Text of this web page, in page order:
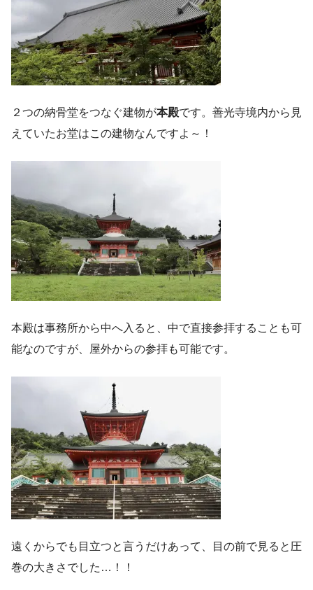
２つの納骨堂をつなぐ建物が本殿です。善光寺境内から見
えていたお堂はこの建物なんですよ～！
本殿は事務所から中へ入ると、中で直接参拝することも可
能なのですが、屋外からの参拝も可能です。
遠くからでも目立つと言うだけあって、目の前で見ると圧
巻の大きさでした…！！